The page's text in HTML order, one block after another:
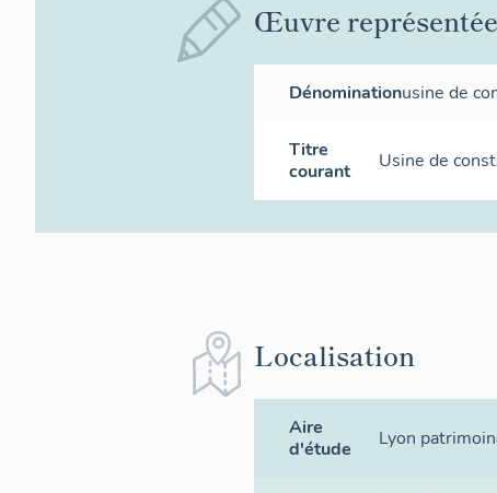
Œuvre représentée
Dénominationusine de
Titre
courant
Usine de
Localisation
Aire
d'étude
Lyon